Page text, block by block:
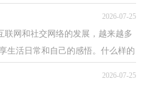
2026-07-25
联网和社交网络的发展，越来越多
生活日常和自己的感悟。什么样的
编帮大家整理的心...
2026-07-25